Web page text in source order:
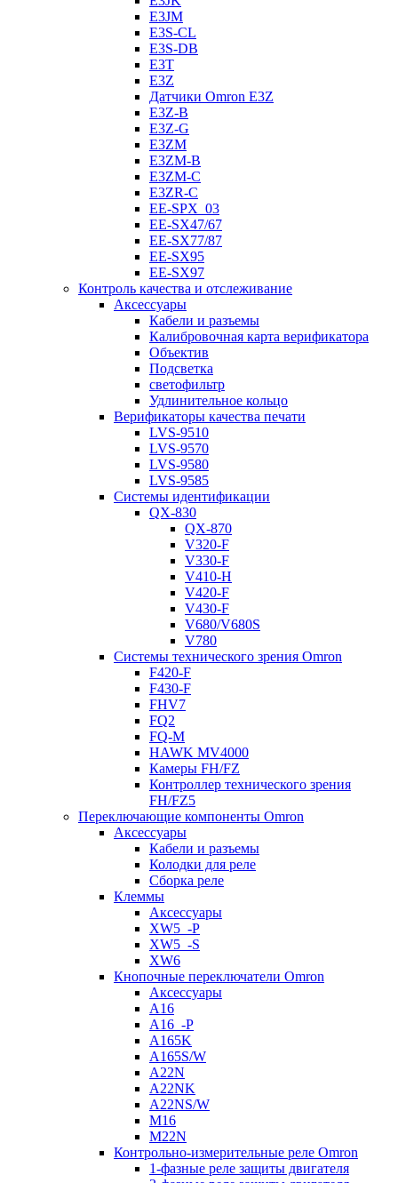
E3JM
E3S-CL
E3S-DB
E3T
E3Z
Датчики Omron E3Z
E3Z-B
E3Z-G
E3ZM
E3ZM-B
E3ZM-C
E3ZR-C
EE-SPX_03
EE-SX47/67
EE-SX77/87
EE-SX95
EE-SX97
Контроль качества и отслеживание
Аксессуары
Кабели и разъемы
Калибровочная карта верификатора
Объектив
Подсветка
светофильтр
Удлинительное кольцо
Верификаторы качества печати
LVS-9510
LVS-9570
LVS-9580
LVS-9585
Системы идентификации
QX-830
QX-870
V320-F
V330-F
V410-H
V420-F
V430-F
V680/V680S
V780
Системы технического зрения Omron
F420-F
F430-F
FHV7
FQ2
FQ-M
HAWK MV4000
Камеры FH/FZ
Контроллер технического зрения
FH/FZ5
Переключающие компоненты Omron
Аксессуары
Кабели и разъемы
Колодки для реле
Сборка реле
Клеммы
Аксессуары
XW5_-P
XW5_-S
XW6
Кнопочные переключатели Omron
Аксессуары
A16
A16_-P
A165K
A165S/W
A22N
A22NK
A22NS/W
M16
M22N
Контрольно-измерительные реле Omron
1-фазные реле защиты двигателя